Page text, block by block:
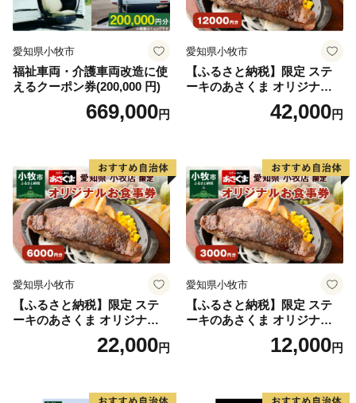
愛知県小牧市
福祉車両・介護車両改造に使
えるクーポン券(200,000 円)
669,000円
愛知県小牧市
【ふるさと納税】限定 ステ
ーキのあさくま オリジナル
お食事券 12000円 お好きなメ
ニュー 好きなだけ コーンス
県 小牧店 小牧市 チケット 送
料無料
42,000円
愛知県小牧市
【ふるさと納税】限定 ステ
ーキのあさくま オリジナル
お食事券 6000円 お好きなメ
ニュー 好きなだけ コーンス
県 小牧店 小牧市 チケット 送
22,000円
愛知県小牧市
【ふるさと納税】限定 ステ
ーキのあさくま オリジナル
お食事券 3000円 お好きなメ
ニュー 好きなだけ コーンス
県 小牧店 小牧市 チケット 送
12,000円